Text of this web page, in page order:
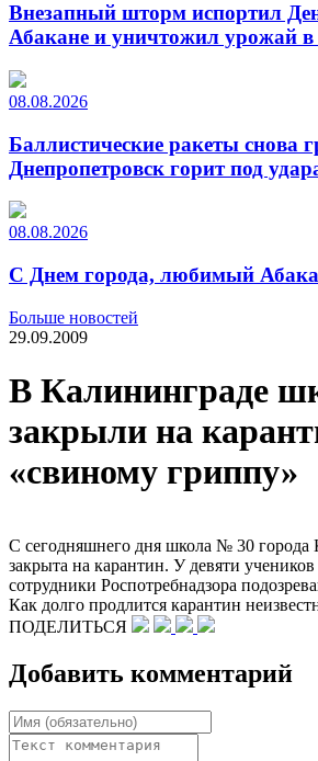
Внезапный шторм испортил
Абакане и уничтожил урожай в
08.08.2026
Баллистические ракеты снова
Днепропетровск горит под
08.08.2026
С Днем города, любимый
Больше новостей
29.09.2009
В Калининграде
закрыли на
«свиному гриппу»
С сегодняшнего дня школа № 30 города
закрыта на карантин. У девяти
сотрудники Роспотребнадзора
Как долго продлится карантин
ПОДЕЛИТЬСЯ
Добавить комментарий